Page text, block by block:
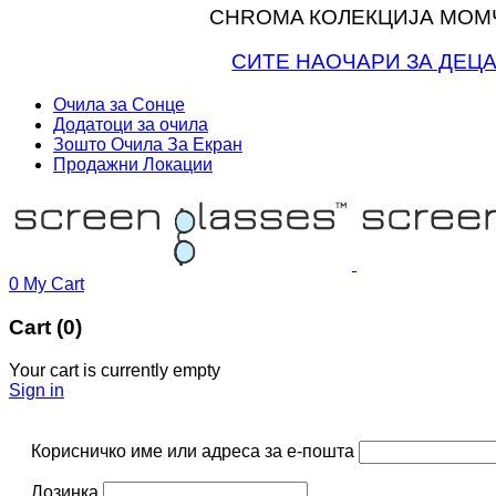
CHROMA КОЛЕКЦИЈА
СИТЕ НАОЧАРИ ЗА
Очила за Сонце
Додатоци за очила
Зошто Очила За Екран
Продажни Локации
0 My Cart
Cart (0)
Your cart is currently empty
Sign in
Корисничко име или адреса за е-пошта
Лозинка